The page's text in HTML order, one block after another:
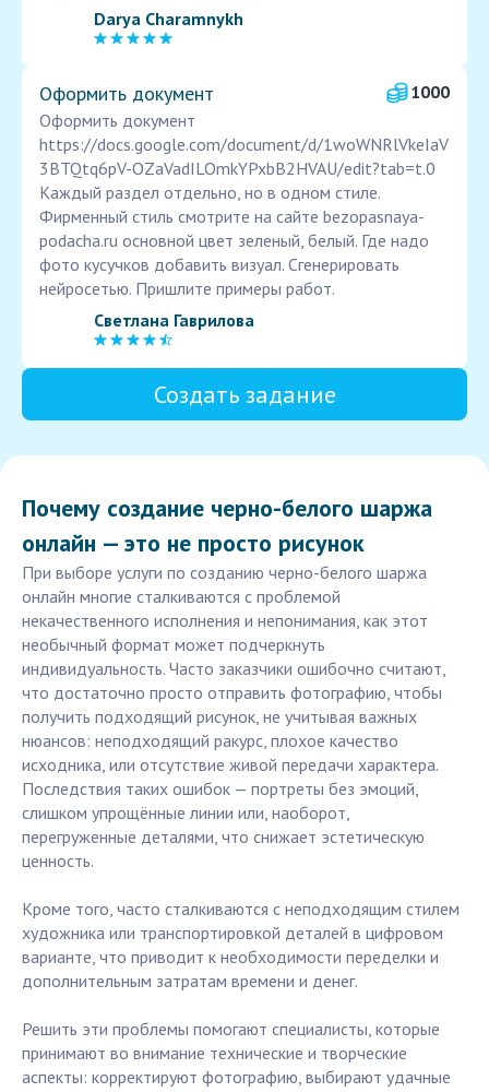
Darya Charamnykh
Оформить документ
1000
Оформить документ
https://docs.google.com/document/d/1woWNRlVkeIaV
3BTQtq6pV-OZaVadILOmkYPxbB2HVAU/edit?tab=t.0
Каждый раздел отдельно, но в одном стиле.
Фирменный стиль смотрите на сайте bezopasnaya-
podacha.ru основной цвет зеленый, белый. Где надо
фото кусучков добавить визуал. Сгенерировать
нейросетью. Пришлите примеры работ.
Светлана Гаврилова
Создать задание
Почему создание черно-белого шаржа
онлайн — это не просто рисунок
При выборе услуги по созданию черно-белого шаржа
онлайн многие сталкиваются с проблемой
некачественного исполнения и непонимания, как этот
необычный формат может подчеркнуть
индивидуальность. Часто заказчики ошибочно считают,
что достаточно просто отправить фотографию, чтобы
получить подходящий рисунок, не учитывая важных
нюансов: неподходящий ракурс, плохое качество
исходника, или отсутствие живой передачи характера.
Последствия таких ошибок — портреты без эмоций,
слишком упрощённые линии или, наоборот,
перегруженные деталями, что снижает эстетическую
ценность.
Кроме того, часто сталкиваются с неподходящим стилем
художника или транспортировкой деталей в цифровом
варианте, что приводит к необходимости переделки и
дополнительным затратам времени и денег.
Решить эти проблемы помогают специалисты, которые
принимают во внимание технические и творческие
аспекты: корректируют фотографию, выбирают удачные